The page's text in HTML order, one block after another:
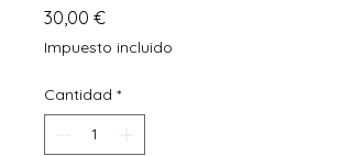
30,00 €Precio
Impuesto incluido
Cantidad *